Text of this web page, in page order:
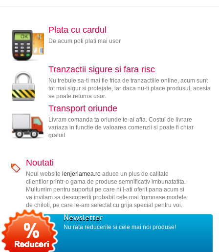
Plata cu cardul
De acum poti plati mai usor
Tranzactii sigure si fara risc
Nu trebuie sa-ti mai fie frica de tranzactiile online, acum sunt
tot mai sigur si protejate, iar daca nu-ti place produsul, acesta
se poate returna usor.
Transport oriunde
Livram comanda ta oriunde te-ai afla. Costul de livrare
variaza in functie de valoarea comenzii si poate fi chiar
gratuit.
Noutati
Noul website lenjeriamea.roaduce un plus de calitate
clientilor printr-o gama de produse semnificativ imbunatatita.
Multumim pentru suportul pe care ni l-ati oferit pana acum si
va invitam sa descoperiti probabil cele mai frumoase modele
de chiloti, pe care le-am selectat cu grija special pentru voi.
Newsletter
Nu rata reducerile si cele mai noi produse!